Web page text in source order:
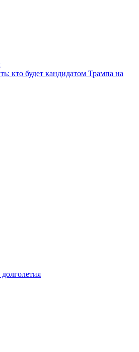
кто будет кандидатом Трампа на